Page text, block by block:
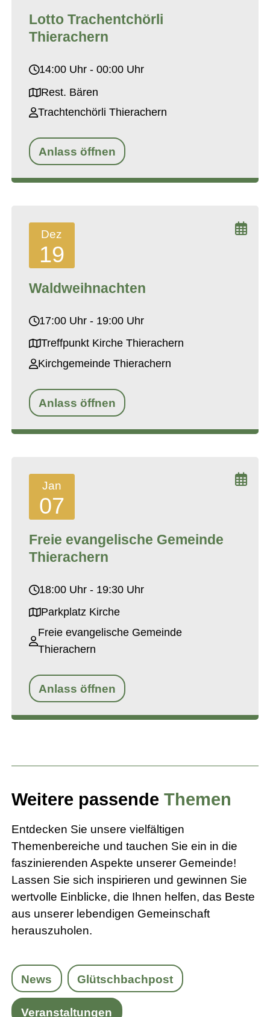
Lotto Trachentchörli
Thierachern
14:00 Uhr - 00:00 Uhr
Rest. Bären
Trachtenchörli Thierachern
Anlass öffnen
Dez
19
Waldweihnachten
17:00 Uhr - 19:00 Uhr
Treffpunkt Kirche Thierachern
Kirchgemeinde Thierachern
Anlass öffnen
Jan
07
Freie evangelische Gemeinde
Thierachern
18:00 Uhr - 19:30 Uhr
Parkplatz Kirche
Freie evangelische Gemeinde
Thierachern
Anlass öffnen
Weitere passende Themen
Entdecken Sie unsere vielfältigen
Themenbereiche und tauchen Sie ein in die
faszinierenden Aspekte unserer Gemeinde!
Lassen Sie sich inspirieren und gewinnen Sie
wertvolle Einblicke, die Ihnen helfen, das Beste
aus unserer lebendigen Gemeinschaft
herauszuholen.
News Glütschbachpost
Veranstaltungen